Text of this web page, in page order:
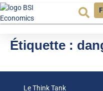
Étiquette :
Le Think Tank